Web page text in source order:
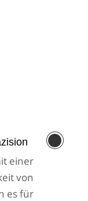
einer
von
es für
